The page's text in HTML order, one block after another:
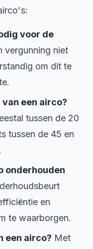
voor de
vergunning niet
om dit te
een airco?
tussen de 20
tussen de 45 en
onderhouden
en
te waarborgen.
een airco? Met